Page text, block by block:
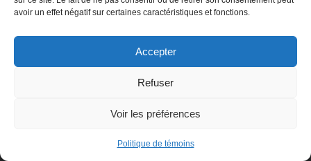
avoir un effet négatif sur certaines caractéristiques et fonctions.
Accepter
Refuser
Voir les préférences
Politique de témoins
POLITIQUE CONFIDENTIALITÉES
Politique de témoins (CA)
Copyright 2018- Revue Ma Julie | Tout droit Réservé | Copyright @